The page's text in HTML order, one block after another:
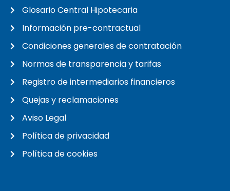
Glosario Central Hipotecaria
Información pre-contractual
Condiciones generales de contratación
Normas de transparencia y tarifas
Registro de intermediarios financieros
Quejas y reclamaciones
Aviso Legal
Política de privacidad
Política de cookies